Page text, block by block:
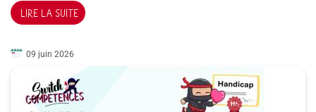
LIRE LA SUITE
09 juin 2026